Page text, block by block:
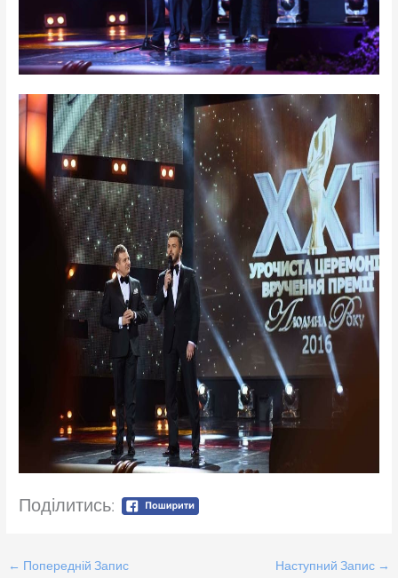
Поділитись:
← Попередній Запис Наступний Запис →